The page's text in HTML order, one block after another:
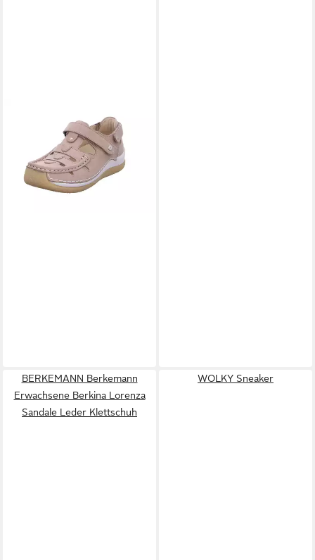
Esperanza Ballerina
BERKEMANN Berkemann
Erwachsene Berkina Lorenza
Sandale Leder Klettschuh
WOLKY Sneaker